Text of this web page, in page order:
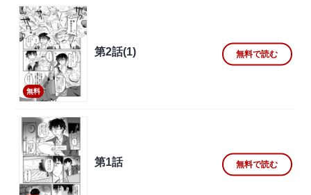
無料
第2話(1) 無料で読む
第1話 無料で読む